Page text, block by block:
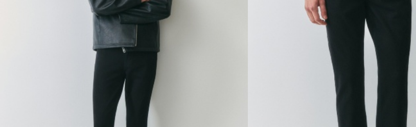
ПРИМЕРИТЬ ОНЛАЙН
SELA × ЧЕБУРАШКА